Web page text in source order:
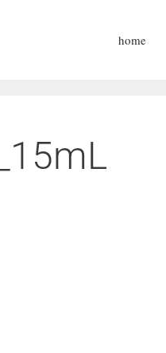
home